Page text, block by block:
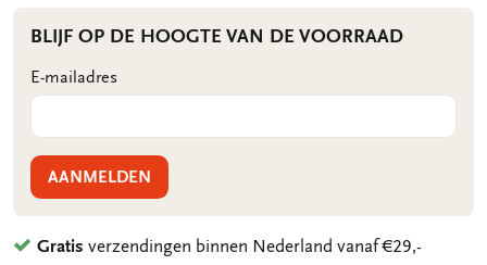
BLIJF OP DE HOOGTE VAN DE VOORRAAD
E-mailadres
AANMELDEN
Gratis verzendingen binnen Nederland vanaf €29,-